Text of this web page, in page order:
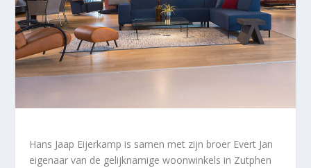
Hans Jaap Eijerkamp is samen met zijn broer Evert Jan
eigenaar van de gelijknamige woonwinkels in Zutphen